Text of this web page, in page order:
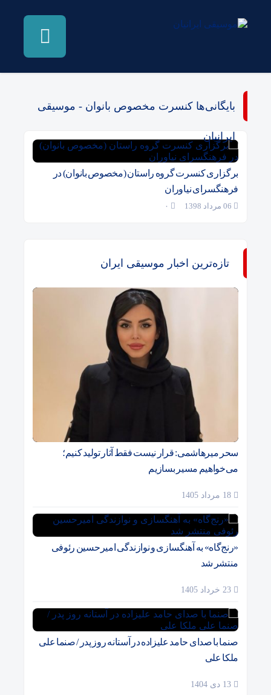
بایگانی‌ها کنسرت مخصوص بانوان - موسیقی
ایرانیان
برگزاری کنسرت گروه راستان (مخصوص بانوان) در
فرهنگسرای نیاوران
۰
تازه‌ترین اخبار موسیقی ایران
سحر میرهاشمی: قرار نیست فقط آثار تولید کنیم؛
می‌خواهیم مسیر بسازیم
«رنج‌گاه» به آهنگسازی و نوازندگی امیرحسین رئوفی
منتشر شد
صنما با صدای حامد علیزاده در آستانه روز پدر / صنما علی
ملکا علی